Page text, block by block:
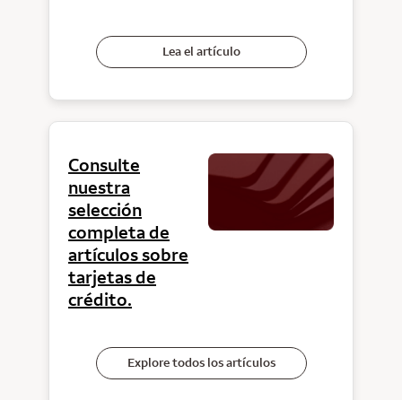
Lea el artículo
Consulte
nuestra
selección
completa de
artículos sobre
tarjetas de
crédito.
Explore todos los artículos